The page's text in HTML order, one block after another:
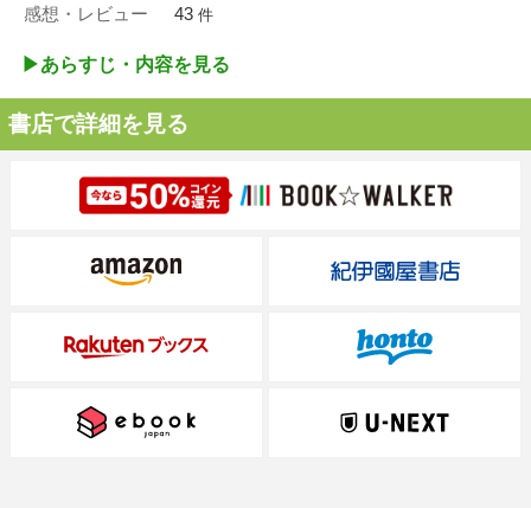
感想・レビュー 43 件
▶︎あらすじ・内容を見る
書店で詳細を見る